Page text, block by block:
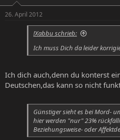
26. April 2012
!Xabbu schrieb:
Ich muss Dich da leider
Ich dich auch,denn du konterst
Deutschen,das kann so nicht
Günstiger sieht es bei Mord-
hier werden "nur" 23%
Beziehungsweise- oder